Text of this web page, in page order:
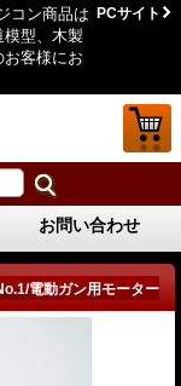
コン商品は
型、木製
客様にお
PCサイト
お問い合わせ
電動ガン用モーター